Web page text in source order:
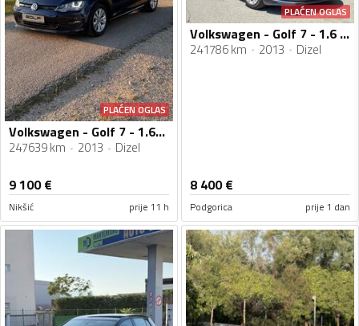
PLAĆEN OGLAS
Volkswagen - Golf 7 - 1.6- 81kw
247639 km 2013 Dizel
9 100€
Nikšić prije 11 h
PLAĆEN OGLAS
Volkswagen - Golf 7 - 1.6 TDI
241786 km 2013 Dizel
8 400€
Podgorica prije 1 dan